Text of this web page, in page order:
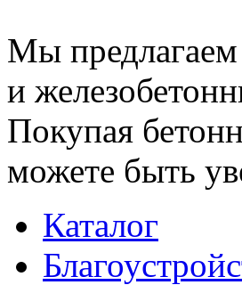
Мы
и
Покупая
можете быть
Каталог